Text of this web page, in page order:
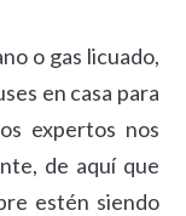
o gas licuado,
en casa para
expertos nos
de aquí que
estén siendo